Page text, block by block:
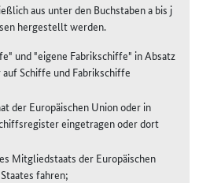
aus unter den Buchstaben a bis j
hergestellt werden.
und "eigene Fabrikschiffe" in Absatz
Schiffe und Fabrikschiffe
der Europäischen Union oder in
eingetragen oder dort
Mitgliedstaats der Europäischen
fahren;